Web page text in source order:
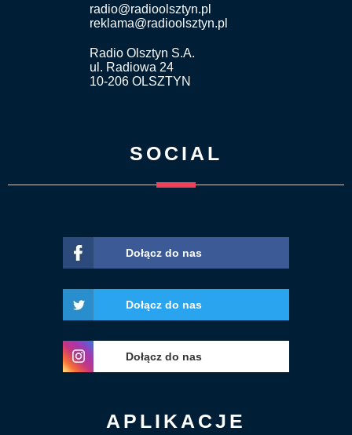
radio@radioolsztyn.pl
reklama@radioolsztyn.pl
Radio Olsztyn S.A.
ul. Radiowa 24
10-206 OLSZTYN
SOCIAL
Dołącz do nas
Dołącz do nas
Dołącz do nas
APLIKACJE